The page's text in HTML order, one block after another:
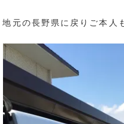
地元の長野県に戻りご本人